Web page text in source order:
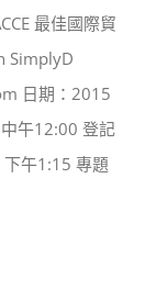
最佳國際貿
SimplyD
日期：2015
午12:00 登記
午1:15 專題